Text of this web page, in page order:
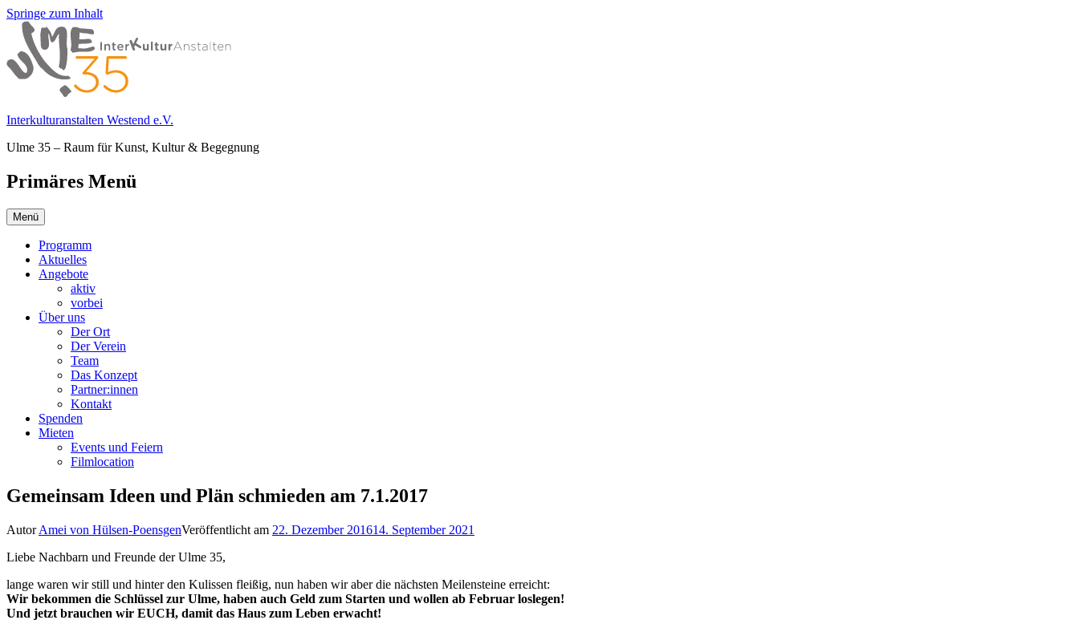
Springe zum Inhalt
Interkulturanstalten Westend e.V.
Ulme 35 – Raum für Kunst, Kultur & Begegnung
Primäres Menü
Menü
Programm
Aktuelles
Angebote
aktiv
vorbei
Über uns
Der Ort
Der Verein
Team
Das Konzept
Partner:innen
Kontakt
Spenden
Mieten
Events und Feiern
Filmlocation
Gemeinsam Ideen und Plän schmieden am 7.1.2017
AutorAmei von Hülsen-PoensgenVeröffentlicht am 22. Dezember 201614. September 2021
Liebe Nachbarn und Freunde der Ulme 35,
lange waren wir still und hinter den Kulissen fleißig, nun haben wir aber die nächsten Meilensteine erreicht:
Wir bekommen die Schlüssel zur Ulme, haben auch Geld zum Starten und wollen ab Februar loslegen!
Und jetzt brauchen wir EUCH, damit das Haus zum Leben erwacht!